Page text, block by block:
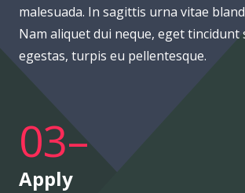
malesuada. In sagittis urna vitae
Nam aliquet dui neque, eget tincidunt
egestas, turpis eu pellentesque.
03–
Apply